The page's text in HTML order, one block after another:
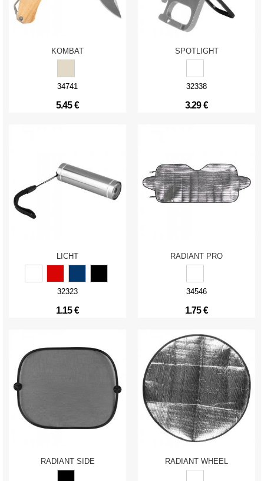
KOMBAT
34741
5.45 €
SPOTLIGHT
32338
3.29 €
LICHT
32323
1.15 €
RADIANT PRO
34546
1.75 €
RADIANT SIDE RADIANT WHEEL